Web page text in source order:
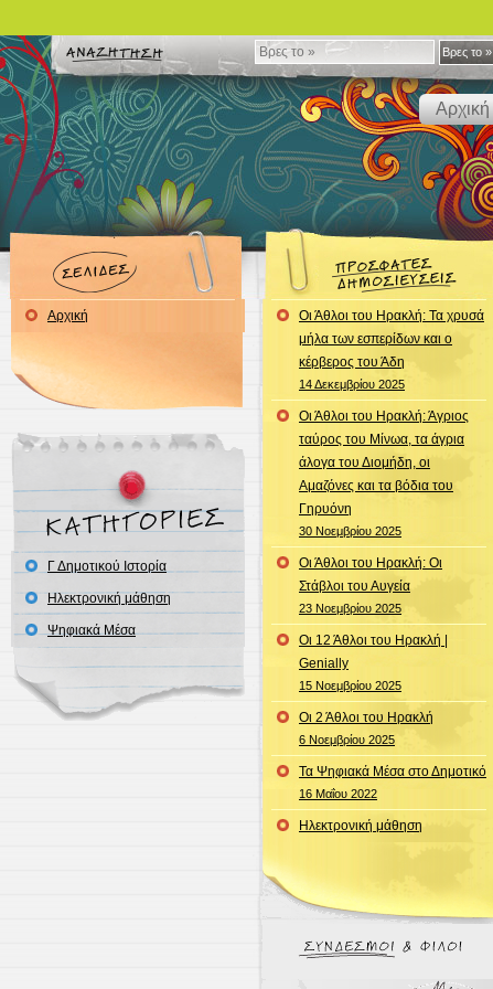
Βρες
το
»
Βρες το »
Αρχική
Αρχική
Γ Δημοτικού Ιστορία
Ηλεκτρονική μάθηση
Ψηφιακά Μέσα
Οι Άθλοι του Ηρακλή: Τα χρυσά
μήλα των εσπερίδων και ο
κέρβερος του Άδη
14 Δεκεμβρίου 2025
Οι Άθλοι του Ηρακλή: Άγριος
ταύρος του Μίνωα, τα άγρια
άλογα του Διομήδη, οι
Αμαζόνες και τα βόδια του
Γηρυόνη
30 Νοεμβρίου 2025
Οι Άθλοι του Ηρακλή: Οι
Στάβλοι του Αυγεία
23 Νοεμβρίου 2025
Οι 12 Άθλοι του Ηρακλή |
Genially
15 Νοεμβρίου 2025
Οι 2 Άθλοι του Ηρακλή
6 Νοεμβρίου 2025
Τα Ψηφιακά Μέσα στο Δημοτικό
16 Μαΐου 2022
Ηλεκτρονική μάθηση